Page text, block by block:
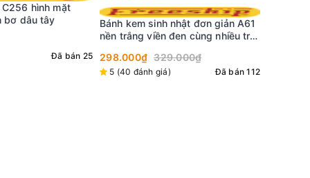
đơn giản A61
cùng nhiều trái
Bánh kem sinh nhật đơn giản A60
nền hồng viền trên bánh và dưới
đế tinh tế
349.000₫
5 (19 đánh giá)